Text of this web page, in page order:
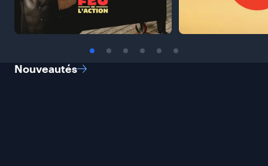
Nouveautés